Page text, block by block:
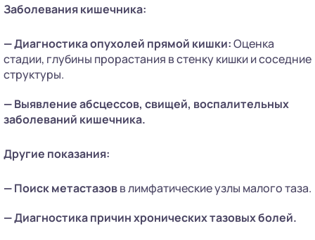
Заболевания кишечника:
—Диагностика опухолей прямой кишки:Оценка
стадии, глубины прорастания в стенку кишки и соседние
структуры.
—Выявление абсцессов, свищей, воспалительных
заболеваний кишечника.
Другие показания:
—Поиск метастазовв лимфатические узлы малого таза.
—Диагностика причин хронических тазовых болей.